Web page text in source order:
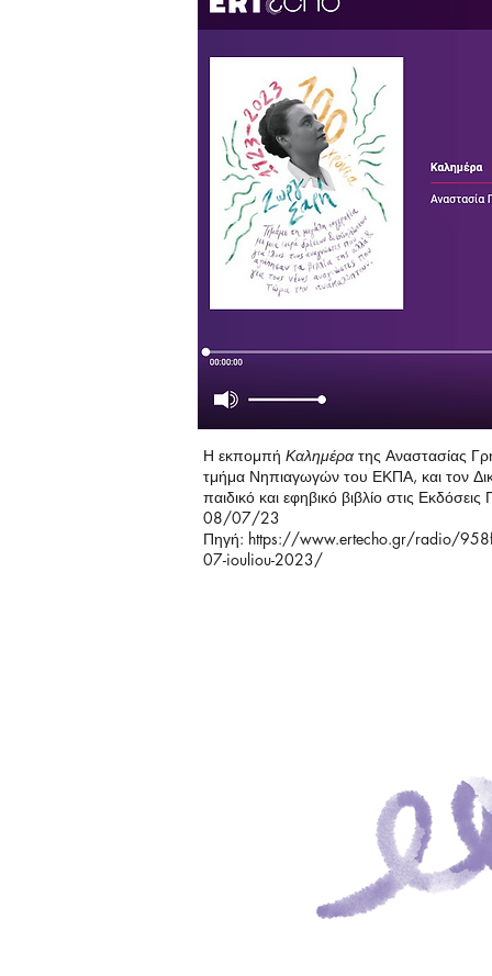
Η εκπομπή Καλημέρα της Αναστασίας
τμήμα Νηπιαγωγών του ΕΚΠΑ, και τον
παιδικό και εφηβικό βιβλίο στις
08/07/23
Πηγή: https://www.ertecho.gr/radio/
07-iouliou-2023/